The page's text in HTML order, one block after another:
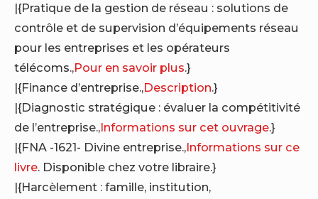
|{Pratique de la gestion de réseau : solutions de
contrôle et de supervision d’équipements réseau
pour les entreprises et les opérateurs
télécoms.,Pour en savoir plus.}
|{Finance d’entreprise.,Description.}
|{Diagnostic stratégique : évaluer la compétitivité
de l’entreprise.,Informations sur cet ouvrage.}
|{FNA -1621- Divine entreprise.,Informations sur ce
livre. Disponible chez votre libraire.}
|{Harcèlement : famille, institution,